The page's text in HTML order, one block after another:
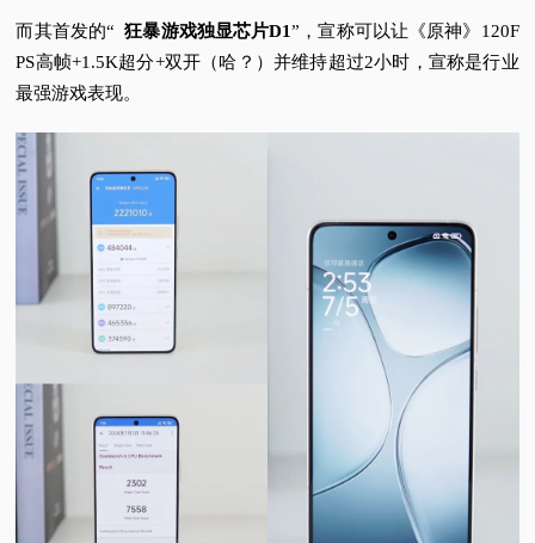
而其首发的“狂暴游戏独显芯片D1”，宣称可以让《原神》120F
PS高帧+1.5K超分+双开（哈？ ）并维持超过2小时，宣称是行业
最强游戏表现。